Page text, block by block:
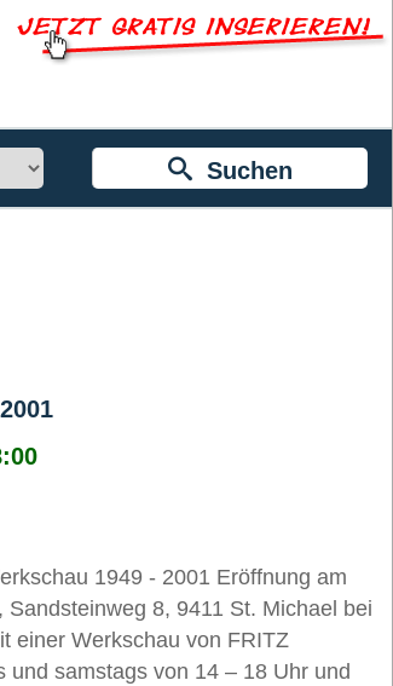
Suchen
1949 - 2001 Eröffnung am
8, 9411 St. Michael bei
einer Werkschau von FRITZ
samstags von 14 – 18 Uhr und